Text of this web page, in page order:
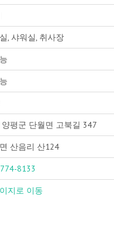
, 샤워실, 취사장
양평군 단월면 고북길 347
산음리 산124
8133
지로 이동